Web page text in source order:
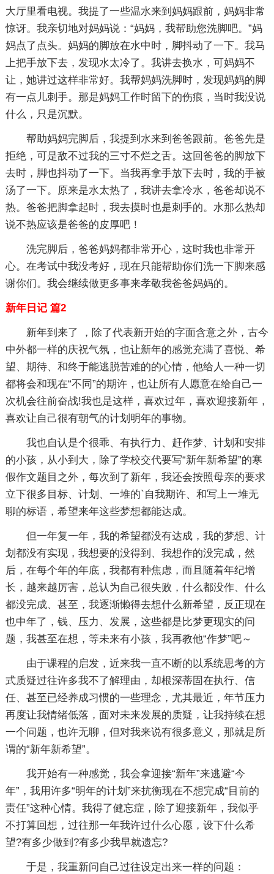
大厅里看电视。我提了一些温水来到妈妈跟前，妈妈非常
惊讶。我亲切地对妈妈说：“妈妈，我帮助您洗脚吧。”妈
妈点了点头。妈妈的脚放在水中时，脚抖动了一下。我马
上把手放下去，发现水太冷了。我讲去换水，可妈妈不
让，她讲过这样非常好。我帮妈妈洗脚时，发现妈妈的脚
有一点儿刺手。那是妈妈工作时留下的伤痕，当时我没说
什么，只是沉默。
帮助妈妈完脚后，我提到水来到爸爸跟前。爸爸先是
拒绝，可是敌不过我的三寸不烂之舌。这回爸爸的脚放下
去时，脚也抖动了一下。当我再拿手放下去时，我的手被
汤了一下。原来是水太热了，我讲去拿冷水，爸爸却说不
热。爸爸把脚拿起时，我去摸时也是刺手的。水那么热却
说不热应该是爸爸的皮厚吧！
洗完脚后，爸爸妈妈都非常开心，这时我也非常开
心。在考试中我没考好，现在只能帮助你们洗一下脚来感
谢你们。我会继续做更多事来孝敬我爸爸妈妈的。
新年日记 篇2
新年到来了 ，除了代表新开始的字面含意之外，古今
中外都一样的庆祝气氛，也让新年的感觉充满了喜悦、希
望、期待、和终于能逃脱苦难的的心情，他给人一种一切
都将会和现在“不同”的期许，也让所有人愿意在给自己一
次机会往前奋战!我也是这样，喜欢过年，喜欢迎接新年，
喜欢让自己很有朝气的计划明年的事物。
我也自认是个很乖、有执行力、赶作梦、计划和安排
的小孩，从小到大，除了学校交代要写“新年新希望”的寒
假作文题目之外，每次到了新年，我还会按照母亲的要求
立下很多目标、计划、一堆的`自我期许、和写上一堆无
聊的标语，希望来年这些梦想都能达成。
但一年复一年，我的希望都没有达成，我的梦想、计
划都没有实现，我想要的没得到、我想作的没完成，然
后，在每个年的年底，我都有种焦虑，而且随着年纪增
长，越来越厉害，总认为自己很失败，什么都没作、什么
都没完成、甚至，我逐渐懒得去想什么新希望，反正现在
也中年了，钱、压力、发展，这些都是比梦更现实的问
题，我甚至在想，等未来有小孩，我再教他“作梦”吧～
由于课程的启发，近来我一直不断的以系统思考的方
式质疑过往许多我不了解理由，却根深蒂固在执行、信
任、甚至已经养成习惯的一些理念，尤其最近，年节压力
再度让我情绪低落，面对未来发展的质疑，让我持续在想
一个问题，也许无聊，但对我来说有很多意义，那就是所
谓的“新年新希望”。
我开始有一种感觉，我会拿迎接“新年”来逃避“今
年”，我用许多“明年的计划”来抗衡现在不想完成“目前的
责任”这种心情。我得了健忘症，除了迎接新年，我似乎
不打算回想，过往那一年我许过什么心愿，设下什么希
望?有多少做到?有多少我早就遗忘?
于是，我重新问自己过往设定出来一样的问题：